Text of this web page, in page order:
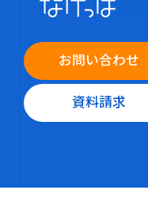
お問い合わせ
資料請求